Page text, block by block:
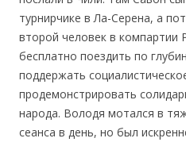
турнирчике в Ла-Серена, а
второй человек в компартии
бесплатно поездить по
поддержать
продемонстрировать
народа. Володя мотался в
сеанса в день, но был